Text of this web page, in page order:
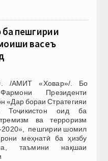
пешгирии
васеъ
/АМИТ «Ховар»/. Бо
Президенти
«Дар бораи Стратегияи
Тоҷикистон оид ба
ва терроризм
пешгирии шомил
меҳнатӣ ба ҳизбу
таъмини нақшаи